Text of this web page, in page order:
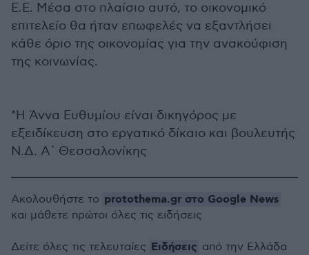
Ε.Ε. Μέσα στο πλαίσιο αυτό, το οικονομικό
επιτελείο θα ήταν επωφελές να εξαντλήσει
κάθε όριο της οικονομίας για την ανακούφιση
της κοινωνίας.
*Η Άννα Ευθυμίου είναι δικηγόρος με
εξειδίκευση στο εργατικό δίκαιο και βουλευτής
Ν.Δ. Α΄ Θεσσαλονίκης
Ακολουθήστε το protothema.gr στο Google News
και μάθετε πρώτοι όλες τις ειδήσεις
Δείτε όλες τις τελευταίες Ειδήσεις από την Ελλάδα